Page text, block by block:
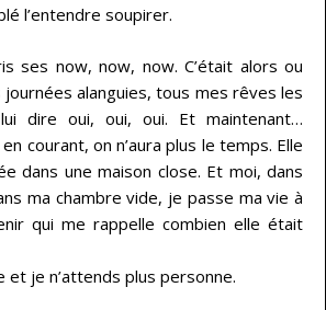
l’entendre soupirer.
ses now, now, now. C’était alors ou
alanguies, tous mes rêves les
lui dire oui, oui, oui. Et maintenant…
courant, on n’aura plus le temps. Elle
dans une maison close. Et moi, dans
ma chambre vide, je passe ma vie à
qui me rappelle combien elle était
et je n’attends plus personne.